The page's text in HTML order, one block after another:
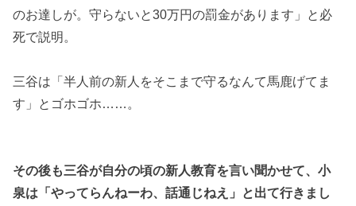
のお達しが。守らないと30万円の罰金があります」と必
死で説明。
三谷は「半人前の新人をそこまで守るなんて馬鹿げてま
す」とゴホゴホ……。
その後も三谷が自分の頃の新人教育を言い聞かせて、小
泉は「やってらんねーわ、話通じねえ」と出て行きまし